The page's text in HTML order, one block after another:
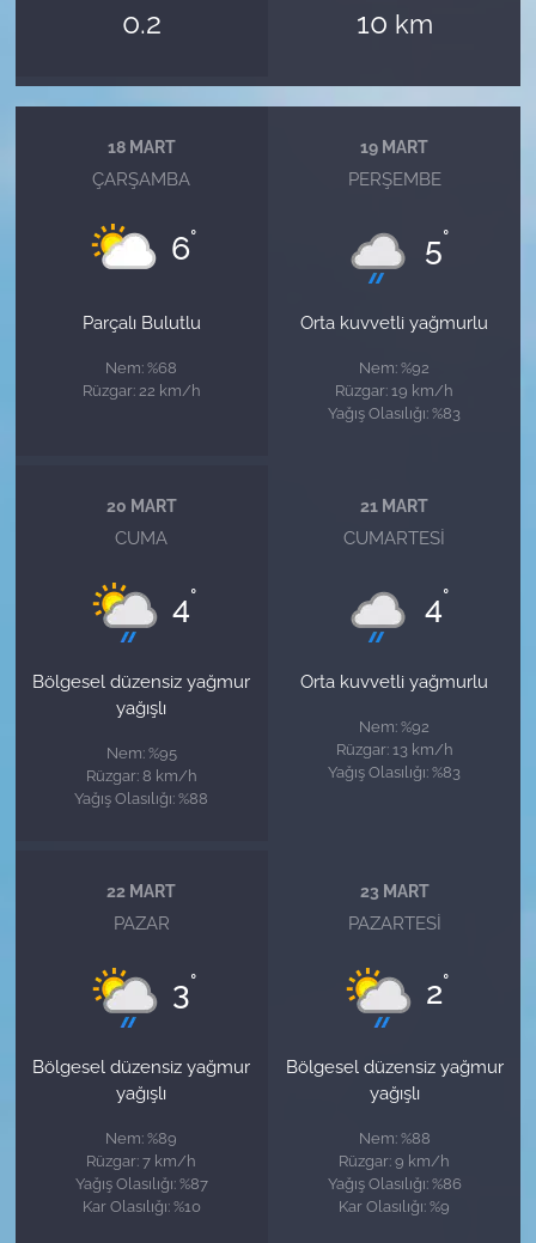
0.2 10 km
18 MART
ÇARŞAMBA
6°
Parçalı Bulutlu
Nem: %68
Rüzgar: 22 km/h
19 MART
PERŞEMBE
5°
Orta kuvvetli yağmurlu
Nem: %92
Rüzgar: 19 km/h
Yağış Olasılığı: %83
20 MART
CUMA
4°
Bölgesel düzensiz yağmur
yağışlı
Nem: %95
Rüzgar: 8 km/h
Yağış Olasılığı: %88
21 MART
CUMARTESI
4°
Orta kuvvetli yağmurlu
Nem: %92
Rüzgar: 13 km/h
Yağış Olasılığı: %83
22 MART
PAZAR
3°
Bölgesel düzensiz yağmur
yağışlı
Nem: %89
Rüzgar: 7 km/h
Yağış Olasılığı: %87
Kar Olasılığı: %10
23 MART
PAZARTESI
2°
Bölgesel düzensiz yağmur
yağışlı
Nem: %88
Rüzgar: 9 km/h
Yağış Olasılığı: %86
Kar Olasılığı: %9